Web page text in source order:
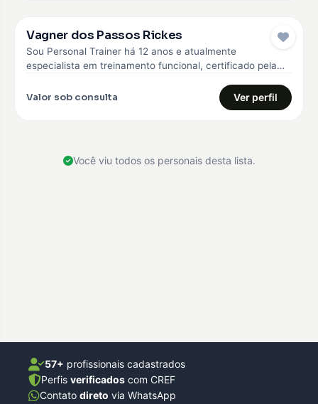
Vagner dos Passos Rickes
Sou Personal Trainer há 12 anos e atualmente
especialista em treinamento funcional, certificado pela
Valor sob consulta Ver perfil
Você viu todos os personais desta lista.
57+ profissionais cadastrados
Perfis verificados com CREF
Contato direto via WhatsApp